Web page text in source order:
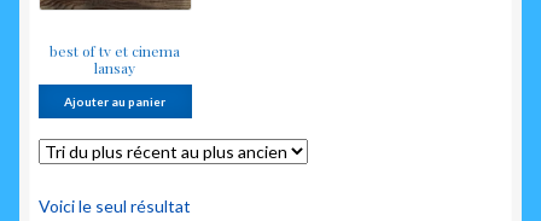
best of tv et cinema
lansay
Ajouter au panier
Voici le seul résultat